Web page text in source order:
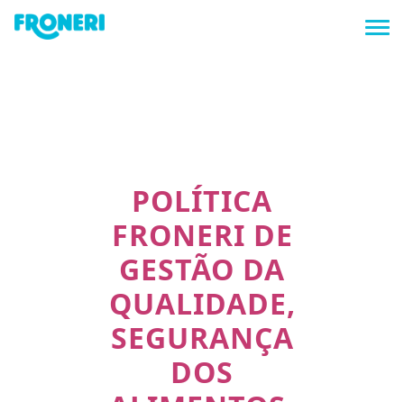
POLÍTICA
FRONERI DE
GESTÃO DA
QUALIDADE,
SEGURANÇA
DOS